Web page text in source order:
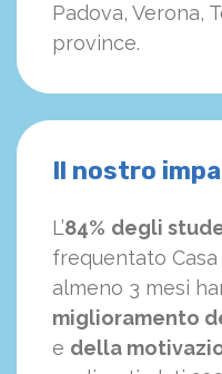
Padova, Verona,
province.
Il nostro
L’84% degli
frequentato
almeno 3 mesi
miglioramento
e della